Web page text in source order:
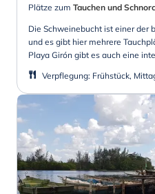
Plätze zum Tauchen und
Die Schweinebucht ist einer der
und es gibt hier mehrere
Playa Girón gibt es auch eine
Verpflegung: Frühstück,